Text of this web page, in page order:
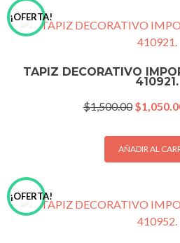
¡OFERTA!
TAPIZ DECORATIVO
410921.
$1,500.00 Original
was:
$
AÑADIR AL
¡OFERTA!